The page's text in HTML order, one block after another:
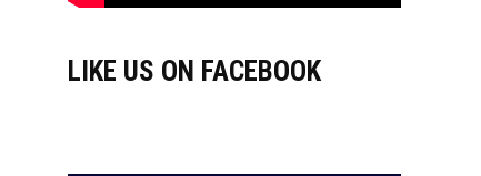
LIKE US ON FACEBOOK